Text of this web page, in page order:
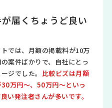
届くちょうど良い
では、月額の掲載料が10万
案件ばかりで、自社にとっ
ジでした。 比較ビズは月額
万円～、50万円～といっ
い発注者さんが多いです。